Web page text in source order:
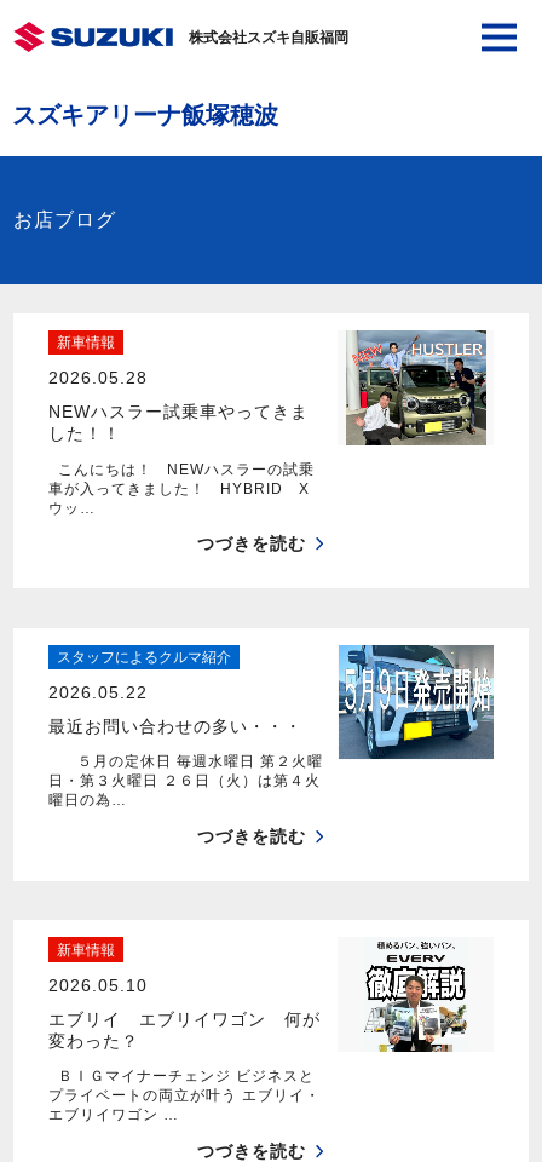
株式会社スズキ自販福岡
スズキアリーナ飯塚穂波
お店ブログ
新車情報
2026.05.28
NEWハスラー試乗車やってきま
した！！
こんにちは！ NEWハスラーの試乗
車が入ってきました！ HYBRID X
ウッ…
つづきを読む
スタッフによるクルマ紹介
2026.05.22
最近お問い合わせの多い・・・
５月の定休日 毎週水曜日 第２火曜
日・第３火曜日 ２６日（火）は第４火
曜日の為…
つづきを読む
新車情報
2026.05.10
エブリイ エブリイワゴン 何が
変わった？
ＢＩＧマイナーチェンジ ビジネスと
プライベートの両立が叶う エブリイ・
エブリイワゴン …
つづきを読む